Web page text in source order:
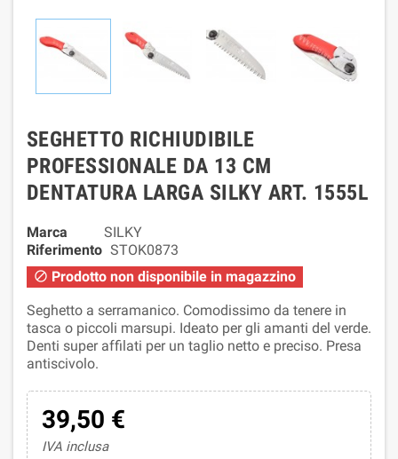
SEGHETTO RICHIUDIBILE
PROFESSIONALE DA 13 CM
DENTATURA LARGA SILKY ART. 1555L
Marca
SILKY
Riferimento STOK0873
 Prodotto non disponibile in magazzino
Seghetto a serramanico. Comodissimo da tenere in
tasca o piccoli marsupi. Ideato per gli amanti del verde.
Denti super affilati per un taglio netto e preciso. Presa
antiscivolo.
39,50 €
IVA inclusa